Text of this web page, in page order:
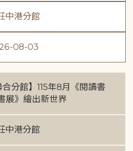
中港分館
08-03
合分館】115年8月《閱讀書
展》繪出新世界
中港分館